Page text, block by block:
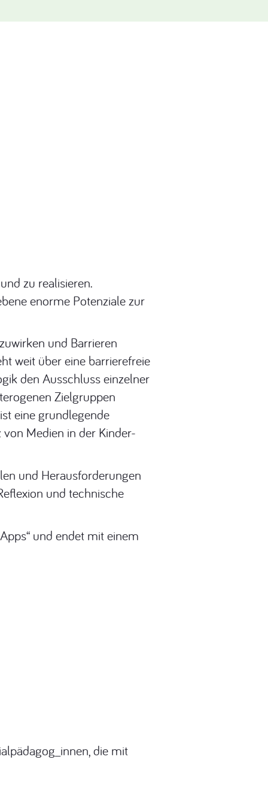
zu realisieren.
enorme Potenziale zur
und Barrieren
weit über eine barrierefreie
den Ausschluss einzelner
Zielgruppen
eine grundlegende
Medien in der Kinder-
und Herausforderungen
und technische
und endet mit einem
die mit